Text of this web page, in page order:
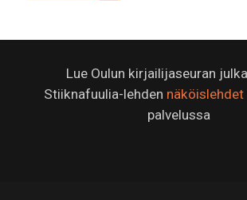
Lue Oulun kirjailijaseuran
Stiiknafuulia-lehden näköislehdet
palvelussa